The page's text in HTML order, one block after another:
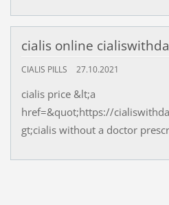
cialis online
CIALIS PILLS 27.10.2021
cialis price &lt;a
href=&quot;https://
gt;cialis without a doctor